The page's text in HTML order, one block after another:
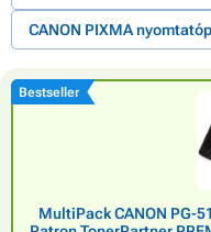
CANON PIXMA
Bestseller
MultiPack CANON PG-